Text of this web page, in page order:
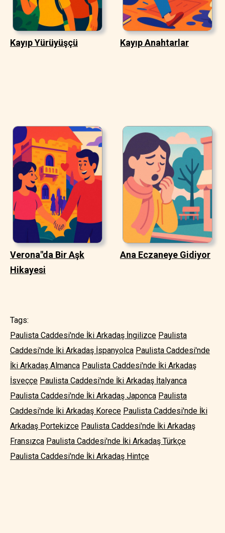
Kayıp Yürüyüşçü Kayıp Anahtarlar
Verona"da Bir Aşk
Hikayesi
Ana Eczaneye Gidiyor
Tags:
Paulista Caddesi'nde İki Arkadaş İngilizce Paulista
Caddesi'nde İki Arkadaş İspanyolca Paulista Caddesi'nde
İki Arkadaş Almanca Paulista Caddesi'nde İki Arkadaş
İsveççe Paulista Caddesi'nde İki Arkadaş İtalyanca
Paulista Caddesi'nde İki Arkadaş Japonca Paulista
Caddesi'nde İki Arkadaş Korece Paulista Caddesi'nde İki
Arkadaş Portekizce Paulista Caddesi'nde İki Arkadaş
Fransızca Paulista Caddesi'nde İki Arkadaş Türkçe
Paulista Caddesi'nde İki Arkadaş Hintçe